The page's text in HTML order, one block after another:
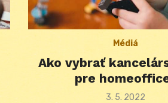
Médiá
Ako vybrať
pre
Posted
3. 5. 2022